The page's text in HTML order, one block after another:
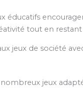
éducatifs
tout en restant
jeux de société
jeux